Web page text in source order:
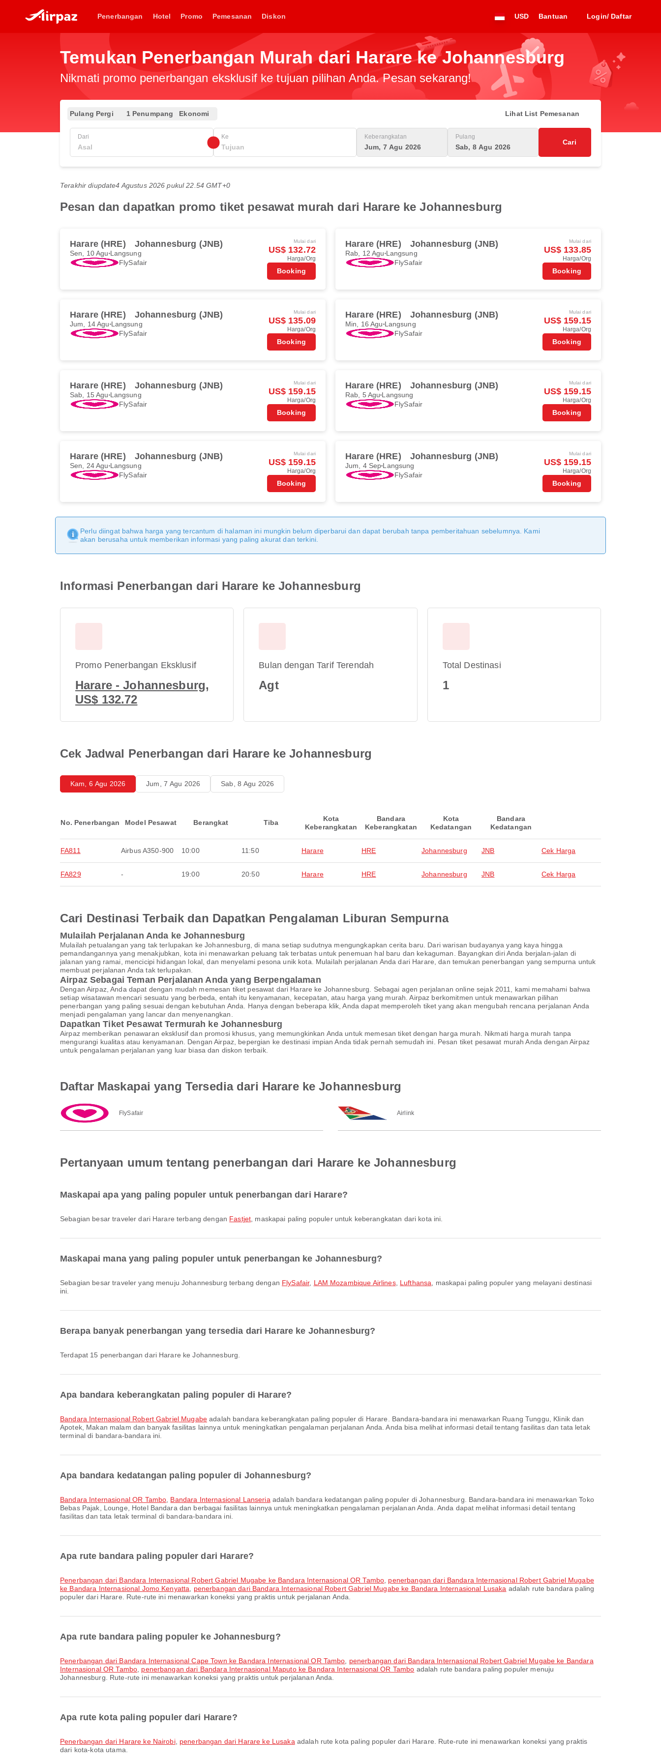
Penerbangan Hotel Promo Pemesanan Diskon USD Bantuan Login/ Daftar
Temukan Penerbangan Murah dari Harare ke Johannesburg
Nikmati promo penerbangan eksklusif ke tujuan pilihan Anda. Pesan sekarang!
Pulang Pergi 1 Penumpang Ekonomi Lihat List Pemesanan
Dari Ke Keberangkatan
Jum, 7 Agu 2026
Pulang
Sab, 8 Agu 2026
Cari
Terakhir diupdate4 Agustus 2026 pukul 22.54 GMT+0
Pesan dan dapatkan promo tiket pesawat murah dari Harare ke Johannesburg
Harare (HRE) Johannesburg (JNB)
Sen, 10 Agu Langsung
FlySafair
Mulai dari
US$ 132.72
Harga/Org
Booking
Harare (HRE) Johannesburg (JNB)
Rab, 12 Agu Langsung
FlySafair
Mulai dari
US$ 133.85
Harga/Org
Booking
Harare (HRE) Johannesburg (JNB)
Jum, 14 Agu Langsung
FlySafair
Mulai dari
US$ 135.09
Harga/Org
Booking
Harare (HRE) Johannesburg (JNB)
Min, 16 Agu Langsung
FlySafair
Mulai dari
US$ 159.15
Harga/Org
Booking
Harare (HRE) Johannesburg (JNB)
Sab, 15 Agu Langsung
FlySafair
Mulai dari
US$ 159.15
Harga/Org
Booking
Harare (HRE) Johannesburg (JNB)
Rab, 5 Agu Langsung
FlySafair
Mulai dari
US$ 159.15
Harga/Org
Booking
Harare (HRE) Johannesburg (JNB)
Sen, 24 Agu Langsung
FlySafair
Mulai dari
US$ 159.15
Harga/Org
Booking
Harare (HRE) Johannesburg (JNB)
Jum, 4 Sep Langsung
FlySafair
Mulai dari
US$ 159.15
Harga/Org
Booking
Perlu diingat bahwa harga yang tercantum di halaman ini mungkin belum diperbarui dan dapat berubah tanpa pemberitahuan sebelumnya. Kami
akan berusaha untuk memberikan informasi yang paling akurat dan terkini.
Informasi Penerbangan dari Harare ke Johannesburg
Promo Penerbangan Eksklusif
Harare - Johannesburg,
US$ 132.72
Bulan dengan Tarif Terendah
Agt
Total Destinasi
1
Cek Jadwal Penerbangan dari Harare ke Johannesburg
Kam, 6 Agu 2026 Jum, 7 Agu 2026 Sab, 8 Agu 2026
No. Penerbangan Model Pesawat Berangkat Tiba
Kota
Keberangkatan
Bandara
Keberangkatan
Kota
Kedatangan
Bandara
Kedatangan
FA811 Airbus A350-900 10:00 11:50 Harare HRE Johannesburg JNB Cek Harga
FA829 - 19:00 20:50 Harare HRE Johannesburg JNB Cek Harga
Cari Destinasi Terbaik dan Dapatkan Pengalaman Liburan Sempurna
Mulailah Perjalanan Anda ke Johannesburg
Mulailah petualangan yang tak terlupakan ke Johannesburg, di mana setiap sudutnya mengungkapkan cerita baru. Dari warisan budayanya yang kaya hingga
pemandangannya yang menakjubkan, kota ini menawarkan peluang tak terbatas untuk penemuan hal baru dan kekaguman. Bayangkan diri Anda berjalan-jalan di
jalanan yang ramai, mencicipi hidangan lokal, dan menyelami pesona unik kota. Mulailah perjalanan Anda dari Harare, dan temukan penerbangan yang sempurna untuk
membuat perjalanan Anda tak terlupakan.
Airpaz Sebagai Teman Perjalanan Anda yang Berpengalaman
Dengan Airpaz, Anda dapat dengan mudah memesan tiket pesawat dari Harare ke Johannesburg. Sebagai agen perjalanan online sejak 2011, kami memahami bahwa
setiap wisatawan mencari sesuatu yang berbeda, entah itu kenyamanan, kecepatan, atau harga yang murah. Airpaz berkomitmen untuk menawarkan pilihan
penerbangan yang paling sesuai dengan kebutuhan Anda. Hanya dengan beberapa klik, Anda dapat memperoleh tiket yang akan mengubah rencana perjalanan Anda
menjadi pengalaman yang lancar dan menyenangkan.
Dapatkan Tiket Pesawat Termurah ke Johannesburg
Airpaz memberikan penawaran eksklusif dan promosi khusus, yang memungkinkan Anda untuk memesan tiket dengan harga murah. Nikmati harga murah tanpa
mengurangi kualitas atau kenyamanan. Dengan Airpaz, bepergian ke destinasi impian Anda tidak pernah semudah ini. Pesan tiket pesawat murah Anda dengan Airpaz
untuk pengalaman perjalanan yang luar biasa dan diskon terbaik.
Daftar Maskapai yang Tersedia dari Harare ke Johannesburg
FlySafair Airlink
Pertanyaan umum tentang penerbangan dari Harare ke Johannesburg
Maskapai apa yang paling populer untuk penerbangan dari Harare?
Sebagian besar traveler dari Harare terbang dengan Fastjet , maskapai paling populer untuk keberangkatan dari kota ini.
Maskapai mana yang paling populer untuk penerbangan ke Johannesburg?
Sebagian besar traveler yang menuju Johannesburg terbang dengan FlySafair, LAM Mozambique Airlines, Lufthansa , maskapai paling populer yang melayani destinasi
ini.
Berapa banyak penerbangan yang tersedia dari Harare ke Johannesburg?
Terdapat 15 penerbangan dari Harare ke Johannesburg.
Apa bandara keberangkatan paling populer di Harare?
Bandara Internasional Robert Gabriel Mugabe adalah bandara keberangkatan paling populer di Harare. Bandara-bandara ini menawarkan Ruang Tunggu, Klinik dan
Apotek, Makan malam dan banyak fasilitas lainnya untuk meningkatkan pengalaman perjalanan Anda. Anda bisa melihat informasi detail tentang fasilitas dan tata letak
terminal di bandara-bandara ini.
Apa bandara kedatangan paling populer di Johannesburg?
Bandara Internasional OR Tambo Bandara Internasional Lanseria adalah bandara kedatangan paling populer di Johannesburg. Bandara-bandara ini menawarkan Toko
Bebas Pajak, Lounge, Hotel Bandara dan berbagai fasilitas lainnya untuk meningkatkan pengalaman perjalanan Anda. Anda dapat melihat informasi detail tentang
fasilitas dan tata letak terminal di bandara-bandara ini.
Apa rute bandara paling populer dari Harare?
penerbangan dari Bandara Internasional Robert Gabriel Mugabe ke Bandara Internasional OR Tambo penerbangan dari Bandara Internasional Robert Gabriel Mugabe
ke Bandara Internasional Jomo Kenyatta
penerbangan dari Bandara Internasional Robert Gabriel Mugabe ke Bandara Internasional Lusaka adalah rute bandara paling
populer dari Harare. Rute-rute ini menawarkan koneksi yang praktis untuk perjalanan Anda.
Apa rute bandara paling populer ke Johannesburg?
penerbangan dari Bandara Internasional Cape Town ke Bandara Internasional OR Tambo
penerbangan dari Bandara Internasional Robert Gabriel Mugabe ke Bandara
Internasional OR Tambo penerbangan dari Bandara Internasional Maputo ke Bandara Internasional OR Tambo adalah rute bandara paling populer menuju
Johannesburg. Rute-rute ini menawarkan koneksi yang praktis untuk perjalanan Anda.
Apa rute kota paling populer dari Harare?
penerbangan dari Harare ke Nairobi, penerbangan dari Harare ke Lusaka adalah rute kota paling populer dari Harare. Rute-rute ini menawarkan koneksi yang praktis
dari kota-kota utama.